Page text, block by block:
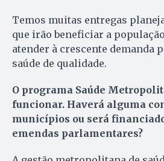
Temos muitas entregas
que irão beneficiar a
atender à crescente demanda
saúde de qualidade.
O programa Saúde
funcionar. Haverá alguma
municípios ou será
emendas parlamentares?